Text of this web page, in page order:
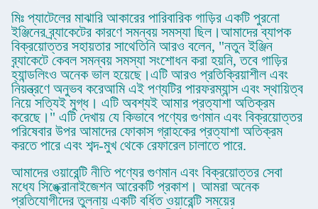
মিঃ প্যাটেলের মাঝারি আকারের পারিবারিক গাড়ির একটি পুরনো
ইঞ্জিনের ব্র্যাকেটের কারণে সমন্বয় সমস্যা ছিল।আমাদের ব্যাপক
বিক্রয়োত্তর সহায়তার সাথেতিনি আরও বলেন, "নতুন ইঞ্জিন
ব্র্যাকেটে কেবল সমন্বয় সমস্যা সংশোধন করা হয়নি, তবে গাড়ির
হ্যান্ডলিংও অনেক ভাল হয়েছে।এটি আরও প্রতিক্রিয়াশীল এবং
নিয়ন্ত্রণে অনুভব করেআমি এই পণ্যটির পারফরম্যান্স এবং স্থায়িত্ব
নিয়ে সত্যিই মুগ্ধ। এটি অবশ্যই আমার প্রত্যাশা অতিক্রম
করেছে।" এটি দেখায় যে কিভাবে পণ্যের গুণমান এবং বিক্রয়োত্তর
পরিষেবার উপর আমাদের ফোকাস গ্রাহকের প্রত্যাশা অতিক্রম
করতে পারে এবং শব্দ-মুখ থেকে রেফারেল চালাতে পারে.
আমাদের ওয়ারেন্টি নীতি পণ্যের গুণমান এবং বিক্রয়োত্তর সেবা
মধ্যে সিঙ্ক্রোনাইজেশন আরেকটি প্রকাশ। আমরা অনেক
প্রতিযোগীদের তুলনায় একটি বর্ধিত ওয়ারেন্টি সময়ের